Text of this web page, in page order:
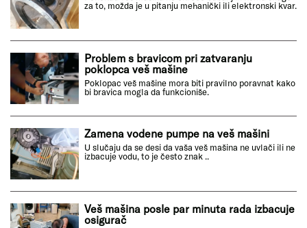
za to, možda je u pitanju mehanički ili elektronski kvar.
Problem s bravicom pri zatvaranju
poklopca veš mašine
Poklopac veš mašine mora biti pravilno poravnat kako
bi bravica mogla da funkcioniše.
Zamena vodene pumpe na veš mašini
U slučaju da se desi da vaša veš mašina ne uvlači ili ne
izbacuje vodu, to je često znak ..
Veš mašina posle par minuta rada izbacuje
osigurač